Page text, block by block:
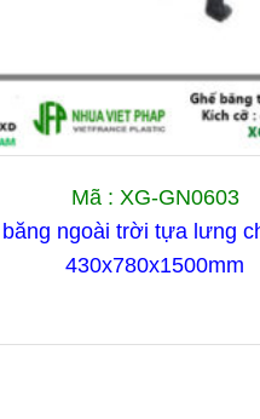
Mã : XG-GN0603
ngoài trời tựa lưng
430x780x1500mm